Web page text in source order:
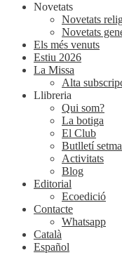
Novetats
Novetats
Novetats
Els més venuts
Estiu 2026
La Missa
Alta
Llibreria
Qui som?
La botiga
El Club
Butlletí
Activitats
Blog
Editorial
Ecoedició
Contacte
Whatsapp
Català
Español